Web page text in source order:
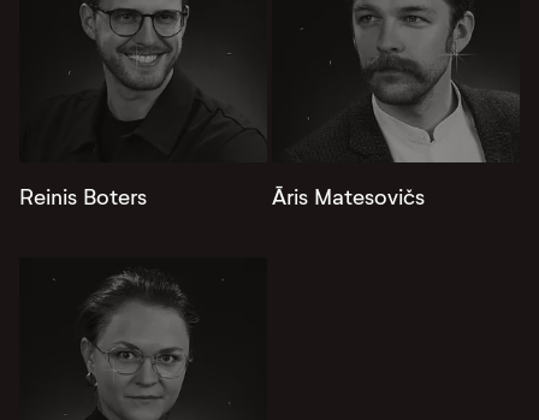
Reinis Boters Āris Matesovičs